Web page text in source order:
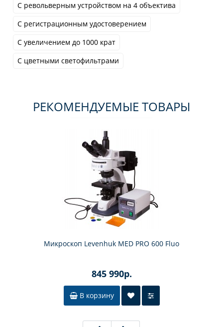
С револьверным устройством на 4 объектива
С регистрационным удостоверением
С увеличением до 1000 крат
С цветными светофильтрами
РЕКОМЕНДУЕМЫЕ ТОВАРЫ
Микроскоп Levenhuk MED PRO 600 Fluo
845 990р.
В корзину